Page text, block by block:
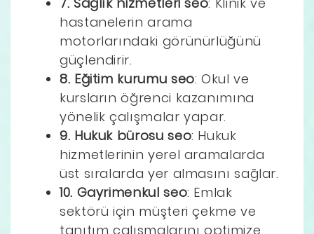
hastanelerin arama
motorlarındaki görünürlüğünü
güçlendirir.
8. Eğitim kurumu seo: Okul ve
kursların öğrenci kazanımına
yönelik çalışmalar yapar.
9. Hukuk bürosu seo: Hukuk
hizmetlerinin yerel aramalarda
üst sıralarda yer almasını sağlar.
10. Gayrimenkul seo: Emlak
sektörü için müşteri çekme ve
tanıtım çalışmalarını optimize